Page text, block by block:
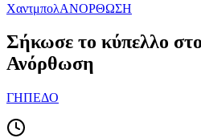
ΧαντμπολΑΝΟΡΘΩΣΗ
Σήκωσε το κύπελλο
Ανόρθωση
ΓΗΠΕΔΟ